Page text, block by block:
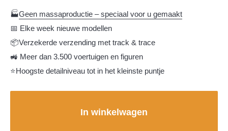
🏭Geen massaproductie – speciaal voor u gemaakt
📅 Elke week nieuwe modellen
📦Verzekerde verzending met track & trace
🚜 Meer dan 3.500 voertuigen en figuren
⭐Hoogste detailniveau tot in het kleinste puntje
In winkelwagen